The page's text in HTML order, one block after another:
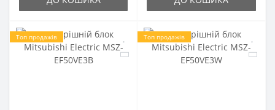
Топ продажів Топ продажів